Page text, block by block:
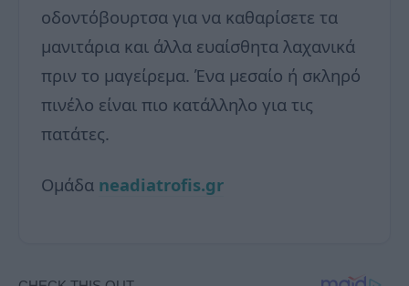
οδοντόβουρτσα για να καθαρίσετε τα
μανιτάρια και άλλα ευαίσθητα λαχανικά
πριν το μαγείρεμα. Ένα μεσαίο ή σκληρό
πινέλο είναι πιο κατάλληλο για τις
πατάτες.
Ομάδα neadiatrofis.gr